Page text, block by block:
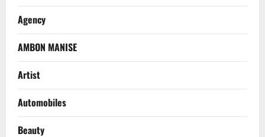
Agency
AMBON MANISE
Artist
Automobiles
Beauty